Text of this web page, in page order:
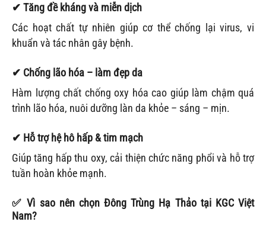
✔ Tăng đề kháng và miễn dịch
Các hoạt chất tự nhiên giúp cơ thể chống lại virus, vi
khuẩn và tác nhân gây bệnh.
✔ Chống lão hóa – làm đẹp da
Hàm lượng chất chống oxy hóa cao giúp làm chậm quá
trình lão hóa, nuôi dưỡng làn da khỏe – sáng – mịn.
✔ Hỗ trợ hệ hô hấp & tim mạch
Giúp tăng hấp thu oxy, cải thiện chức năng phổi và hỗ trợ
tuần hoàn khỏe mạnh.
✅ Vì sao nên chọn Đông Trùng Hạ Thảo tại KGC Việt
Nam?